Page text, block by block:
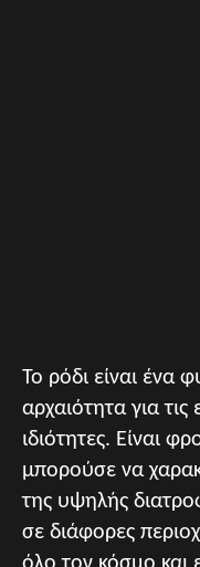
Το ρόδι είναι ένα
αρχαιότητα για τις
ιδιότητες. Είναι
μπορούσε να
της υψηλής
σε διάφορες